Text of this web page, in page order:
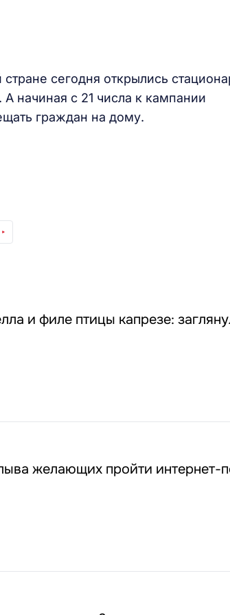
сегодня открылись
начиная с 21 числа к кампании
граждан на дому.
и филе птицы капрезе:
желающих пройти интернет-